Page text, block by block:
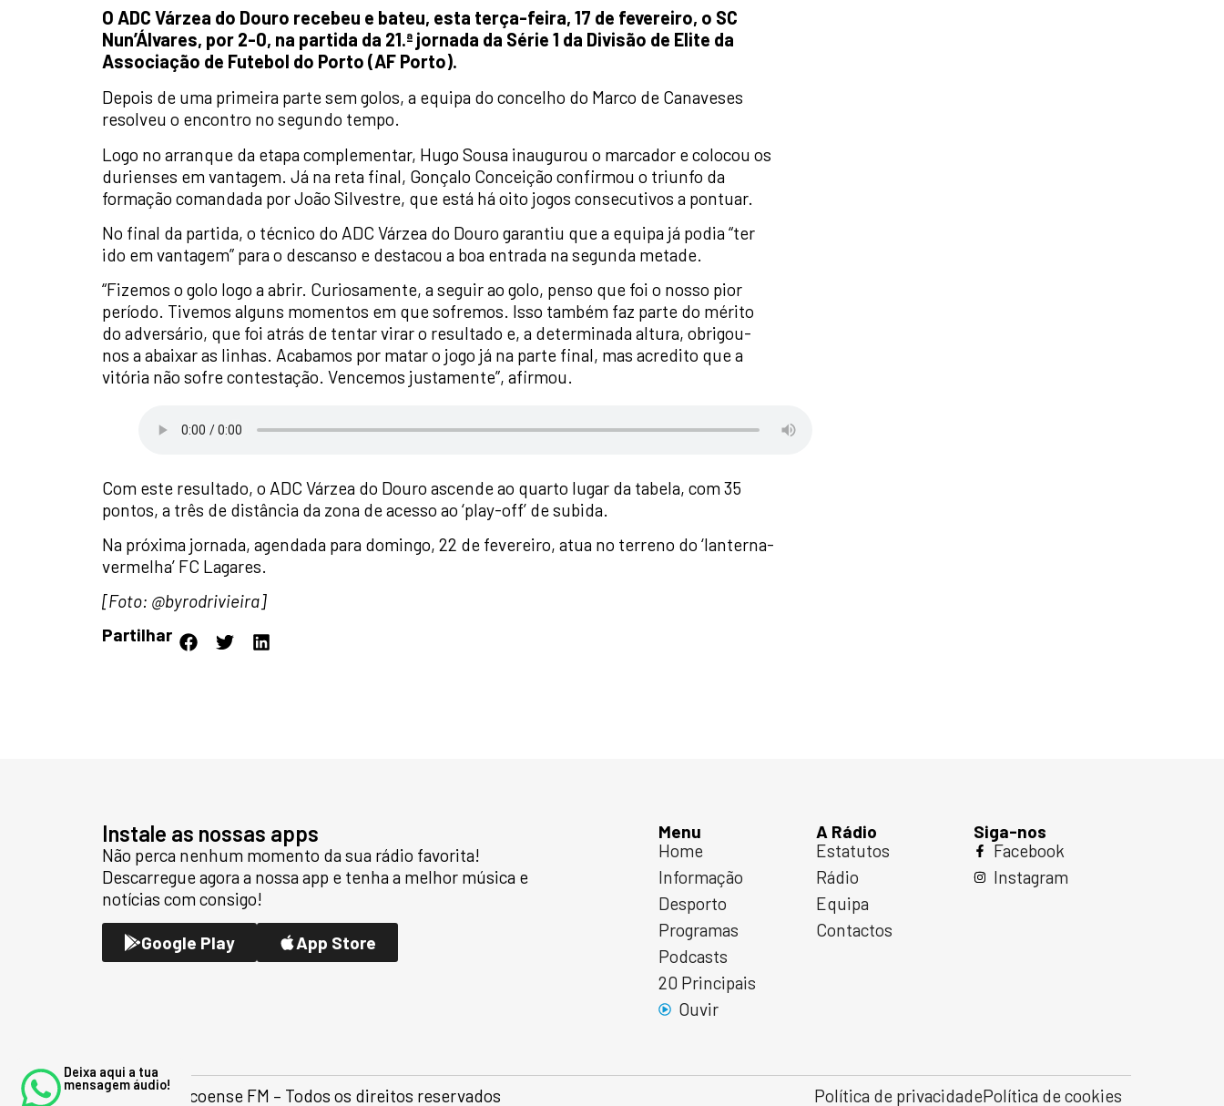
O ADC Várzea do Douro recebeu e bateu, esta terça-feira, 17 de fevereiro, o SC
Nun’Álvares, por 2-0, na partida da 21.ª jornada da Série 1 da Divisão de Elite da
Associação de Futebol do Porto (AF Porto).
Depois de uma primeira parte sem golos, a equipa do concelho do Marco de Canaveses
resolveu o encontro no segundo tempo.
Logo no arranque da etapa complementar, Hugo Sousa inaugurou o marcador e colocou os
durienses em vantagem. Já na reta final, Gonçalo Conceição confirmou o triunfo da
formação comandada por João Silvestre, que está há oito jogos consecutivos a pontuar.
No final da partida, o técnico do ADC Várzea do Douro garantiu que a equipa já podia “ter
ido em vantagem” para o descanso e destacou a boa entrada na segunda metade.
“Fizemos o golo logo a abrir. Curiosamente, a seguir ao golo, penso que foi o nosso pior
período. Tivemos alguns momentos em que sofremos. Isso também faz parte do mérito
do adversário, que foi atrás de tentar virar o resultado e, a determinada altura, obrigou-
nos a abaixar as linhas. Acabamos por matar o jogo já na parte final, mas acredito que a
vitória não sofre contestação. Vencemos justamente”, afirmou.
Com este resultado, o ADC Várzea do Douro ascende ao quarto lugar da tabela, com 35
pontos, a três de distância da zona de acesso ao ‘play-off’ de subida.
Na próxima jornada, agendada para domingo, 22 de fevereiro, atua no terreno do ‘lanterna-
vermelha’ FC Lagares.
[Foto: @byrodrivieira]
Partilhar
Instale as nossas apps
Não perca nenhum momento da sua rádio favorita!
Descarregue agora a nossa app e tenha a melhor música e
notícias com consigo!
Google Play App Store
Menu
Home
Informação
Desporto
Programas
Podcasts
20 Principais
Ouvir
A Rádio
Estatutos
Rádio
Equipa
Contactos
Siga-nos
Facebook
Instagram
© 2026 Marcoense FM – Todos os direitos reservados Política de privacidadePolítica de cookies
Deixa aqui a tua
mensagem áudio!